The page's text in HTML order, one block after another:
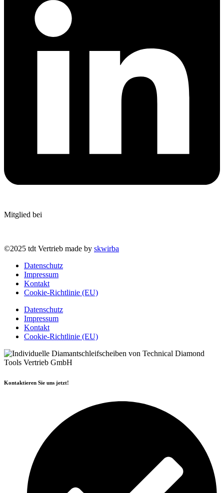
Mitglied bei
©2025 tdt Vertrieb made by skwirba
Datenschutz
Impressum
Kontakt
Cookie-Richtlinie (EU)
Datenschutz
Impressum
Kontakt
Cookie-Richtlinie (EU)
Kontaktieren Sie uns jetzt!